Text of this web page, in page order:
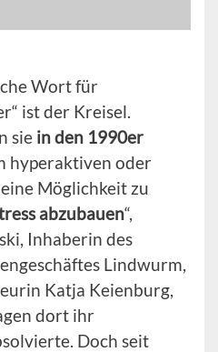
Wort für
ist der Kreisel.
sie in den 1990er
hyperaktiven oder
Möglichkeit zu
abzubauen“,
Inhaberin des
Lindwurm,
Katja Keienburg,
dort ihr
Doch seit